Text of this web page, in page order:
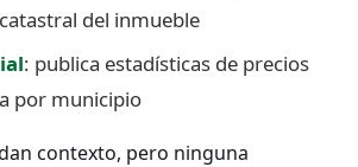
del inmueble
: publica estadísticas de precios
por municipio
contexto, pero ninguna